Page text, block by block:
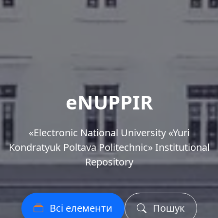
eNUPPIR
«Еlectronic National University «Yuri
Kondratyuk Poltava Politechnic» Institutional
Repository
Всі елементи Пошук